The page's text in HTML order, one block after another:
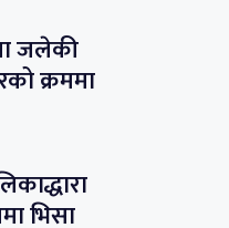
जलेकी
क्रममा
भिसा